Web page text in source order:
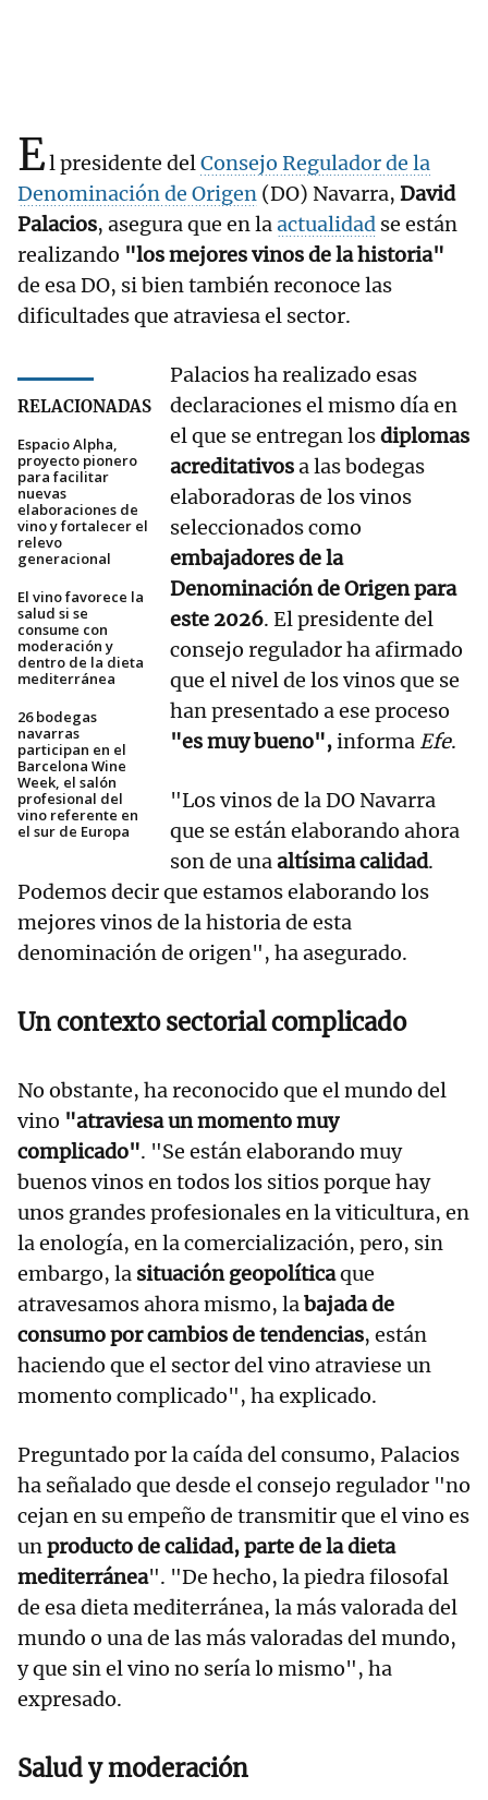
El presidente delConsejo Regulador de la
Denominación de Origen (DO) Navarra, David
Palacios, asegura que en laactualidad se están
realizando "los mejores vinos de la historia"
de esa DO, si bien también reconoce las
dificultades que atraviesa el sector.
RELACIONADAS
Espacio Alpha,
proyecto pionero
para facilitar
nuevas
elaboraciones de
vino y fortalecer el
relevo
generacional
El vino favorece la
salud si se
consume con
moderación y
dentro de la dieta
mediterránea
26 bodegas
navarras
participan en el
Barcelona Wine
Week, el salón
profesional del
vino referente en
el sur de Europa
Palacios ha realizado esas
declaraciones el mismo día en
el que se entregan losdiplomas
acreditativosa las bodegas
elaboradoras de los vinos
seleccionados como
embajadores de la
Denominación de Origen para
este 2026. El presidente del
consejo regulador ha afirmado
que el nivel de los vinos que se
han presentado a ese proceso
"es muy bueno",informa Efe.
"Los vinos de la DO Navarra
que se están elaborando ahora
son de unaaltísima calidad.
Podemos decir que estamos elaborando los
mejores vinos de la historia de esta
denominación de origen", ha asegurado.
Un contexto sectorial complicado
No obstante, ha reconocido que el mundo del
vino "atraviesa un momento muy
complicado". "Se están elaborando muy
buenos vinos en todos los sitios porque hay
unos grandes profesionales en la viticultura, en
la enología, en la comercialización, pero, sin
embargo, la situación geopolíticaque
atravesamos ahora mismo, labajada de
consumo por cambios de tendencias, están
haciendo que el sector del vino atraviese un
momento complicado", ha explicado.
Preguntado por la caída del consumo, Palacios
ha señalado que desde el consejo regulador "no
cejan en su empeño de transmitir que el vino es
unproducto de calidad, parte de la dieta
mediterránea". "De hecho, la piedra filosofal
de esa dieta mediterránea, la más valorada del
mundo o una de las más valoradas del mundo,
y que sin el vino no sería lo mismo", ha
expresado.
Salud y moderación